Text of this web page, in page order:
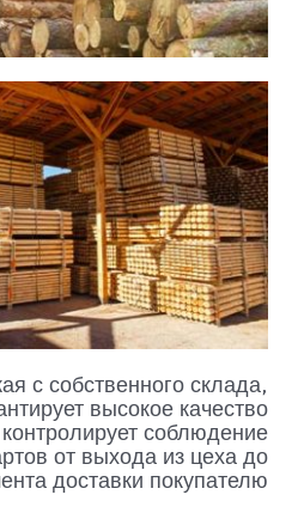
с собственного склада,
высокое качество
соблюдение
от выхода из цеха до
доставки покупателю.